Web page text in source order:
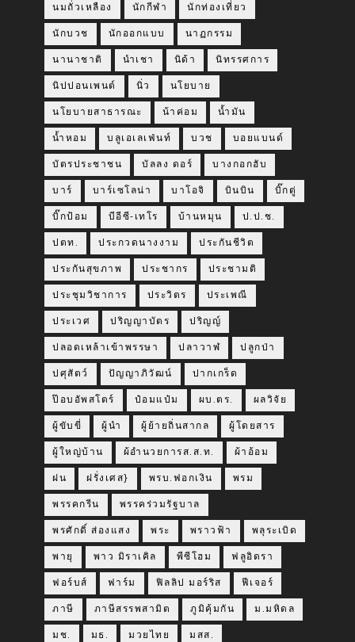
นมถั่วเหลือง นักกีฬา นักท่องเที่ยว
นักบวช นักออกแบบ นาฏกรรม
นานาชาติ นำเชา นิด้า นิทรรศการ
นิปปอนเพนต์ นิ่ว นโยบาย
นโยบายสาธารณะ น้าค่อม น้ำมัน
น้ำหอม บลูเอเลเฟ่นท์ บวช บอยแบนด์
บัตรประชาชน บัลลง ดอร์ บางกอกฮับ
บาร์ บาร์เซโลน่า บาโอจิ บินบิน บิ๊กตู่
บิ๊กป้อม บีอีซี-เทโร บ้านหมุน ป.ป.ช.
ปตท. ประกวดนางงาม ประกันชีวิต
ประกันสุขภาพ ประชากร ประชามติ
ประชุมวิชาการ ประวิตร ประเพณี
ประเวศ ปริญญาบัตร ปริญญ์
ปลอดเหล้าเข้าพรรษา ปลาวาฬ ปลูกป่า
ปศุสัตว์ ปัญญาภิวัฒน์ ปากเกร็ด
ป๊อบอัพสโตร์ ป๋อมแป๋ม ผบ.ตร. ผลวิจัย
ผู้ขับขี่ ผู้นำ ผู้ย้ายถิ่นสากล ผู้โดยสาร
ผู้ใหญ่บ้าน ผ้อำนวยการส.ส.ท. ผ้าอ้อม
ฝน ฝรั่งเศส} พรบ.ฟอกเงิน พรม
พรรคกรีน พรรคร่วมรัฐบาล
พรศักดิ์ ส่องแสง พระ พราวฟ้า พลุระเบิด
พายุ พาว มิราเคิล พีซีโฮม ฟลูอิดรา
ฟอร์บส์ ฟาร์ม ฟิลลิป มอร์ริส ฟีเจอร์
ภาษี ภาษีสรรพสามิต ภูมิคุ้มกัน ม.มหิดล
มช. มธ. มวยไทย มสส.